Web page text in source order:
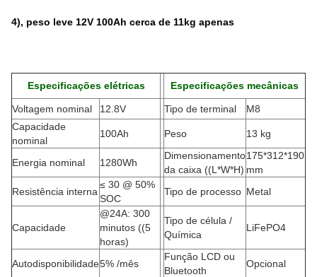
4), peso leve 12V 100Ah cerca de 11kg apenas
Especificações elétricas Especificações mecânicas
Voltagem nominal 12.8V Tipo de terminal
M8
Capacidade
nominal
100Ah Peso 13 kg
Energia nominal 1280Wh
Dimensionamento
da caixa ((L*W*H)
175*312*190
mm
Resistência interna
≤ 30 @ 50%
SOC
Tipo de processo Metal
Capacidade
@24A: 300
minutos ((5
horas)
Tipo de célula /
Química
LiFePO4
Autodisponibilidade5% /mês
Função LCD ou
Bluetooth
Opcional